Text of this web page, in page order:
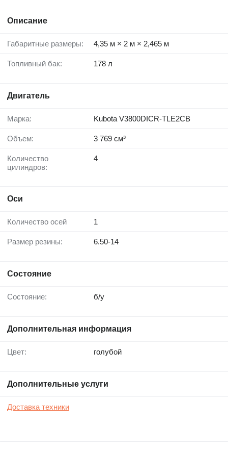
Описание
Габаритные размеры: 4,35 м × 2 м × 2,465 м
Топливный бак: 178 л
Двигатель
Марка: Kubota V3800DICR-TLE2CB
Объем: 3 769 см³
Количество
цилиндров:
4
Оси
Количество осей 1
Размер резины: 6.50-14
Состояние
Состояние: б/у
Дополнительная информация
Цвет: голубой
Дополнительные услуги
Доставка техники